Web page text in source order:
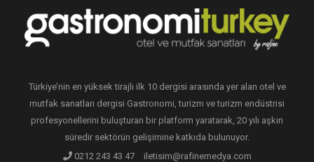
Türkiye’nin en yüksek tirajlı ilk 10 dergisi arasında yer alan otel ve
mutfak sanatları dergisi Gastronomi, turizm ve turizm endüstrisi
profesyonellerini buluşturan bir platform yaratarak, 20 yılı aşkın
süredir sektörün gelişimine katkıda bulunuyor.
0212 243 43 47
iletisim@rafinemedya.com